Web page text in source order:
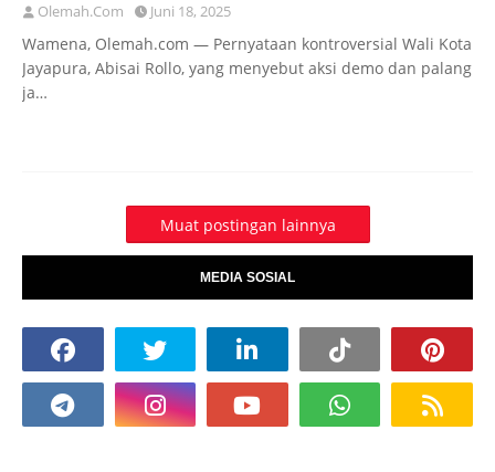
Olemah.Com Juni 18, 2025
Wamena, Olemah.com — Pernyataan kontroversial Wali Kota
Jayapura, Abisai Rollo, yang menyebut aksi demo dan palang
ja…
Muat postingan lainnya
MEDIA SOSIAL